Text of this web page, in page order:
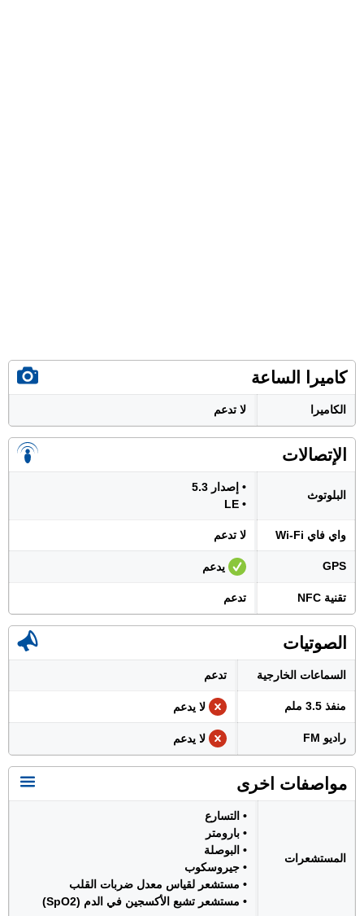
كاميرا الساعة
الكاميرا لا تدعم
الإتصالات
البلوتوث
• إصدار 5.3
• LE
واي فاي Wi-Fi لا تدعم
GPS يدعم
تقنية NFC تدعم
الصوتيات
السماعات الخارجية تدعم
منفذ 3.5 ملم لا يدعم
راديو FM لا يدعم
مواصفات اخرى
المستشعرات
• التسارع
• بارومتر
• البوصلة
• جيروسكوب
• مستشعر لقياس معدل ضربات القلب
• مستشعر تشبع الأكسجين في الدم (SpO2)